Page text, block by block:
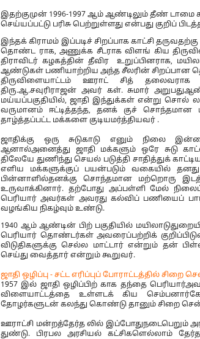
இதற்குமுன் 1996-1997 ஆம் ஆண்டிலும் தீண் டாமை
செய்யப்பட்டு பரிசு பெற்றுள்ளது என்பது குறிப்
இந்தக் கிராமம் இப்படிச் சிறப்பாக காட்சி
தொண்ட ராக, அணுக்க சீடராக விளங் கிய
திராவிடர் கழகத்தின் தீவிர உறுப்பினராக,
ஆண்டுகள் பணியாற்றிய அந்த சீலரின் சிறப்பான
திருவிளையாட்டம் ஊராட் சித்
திரு.ஆ.சவுரிராஜன் அவர் கள். சுமார்
மய்யப்பகுதியில், ஜாதி இந்துக்கள் என்று சொல்
வருமானம் ஈட்டித்தந்த, தனக் குச்
தாழ்த்தப்பட்ட மக்களை குடியமர்த்தியவர் .
ஜாதிக்கு ஒரு சுடுகாடு எனும் நிலை
ஆனால்அனைத்து ஜாதி மக்களும் ஒரே சுடு
திலேயே துணிந்து செயல் படுத்தி சாதித்துக்
எளிய மக்களுக்குப் பயன்படும் வகையில்
பின்னாளில்தனக்கு சொந்தமான மற்றொரு
உருவாக்கினார். தற்போது அப்பள்ளி மேல்
பெரியார் அவர்கள் அவரது கல்விப் பணியைப்
வழங்கிய நிகழ்வும் உண்டு.
1940 ஆம் ஆண்டின் பிற் பகுதியில்
பெரியார் தொண்டர்கள் அவரைப்பற்றிக்
விடுதிகளுக்கு செல்ல மாட்டார் என்றும் தன்
செய்து வைத்தார் என்றும் கூறுவர்.
ஜாதி ஒழிப்பு - சட்ட எரிப்புப் போராட்டத்தில் சிறை
1957 இல் ஜாதி ஒழிப்பிற் காக தந்தை
விளையாட்டத்தை உள்ளடக் கிய
தோழர்களுடன் கலந்து கொண்டு தானும் சிறை
ஊராட்சி மன்றத்தேர்த லில் இப்போதுநடைபெறும்
துண்டு. பிரபல அரசியல் கட்சிகளெல்லாம்